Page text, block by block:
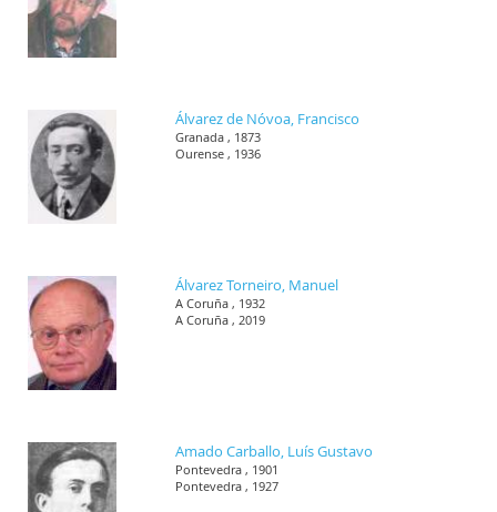
Álvarez de Nóvoa, Francisco
Granada , 1873
Ourense , 1936
Álvarez Torneiro, Manuel
A Coruña , 1932
A Coruña , 2019
Amado Carballo, Luís Gustavo
Pontevedra , 1901
Pontevedra , 1927